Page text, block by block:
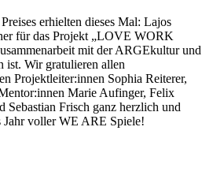
erhielten dieses Mal: Lajos
für das Projekt „LOVE WORK
mit der ARGEkultur und
ist. Wir gratulieren allen
Projektleiter:innen Sophia Reiterer,
Marie Aufinger, Felix
Frisch ganz herzlich und
Jahr voller WE ARE Spiele!